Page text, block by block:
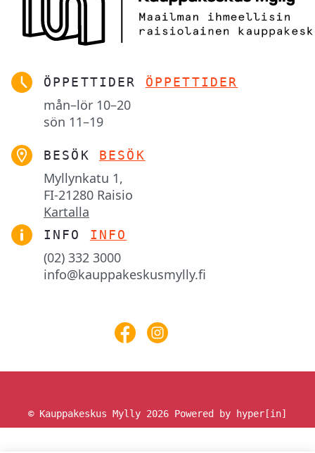
ÖPPETTIDER ÖPPETTIDER
mån–lör 10–20
sön 11–19
BESÖK BESÖK
Myllynkatu 1,
FI-21280 Raisio
Kartalla
INFO INFO
(02) 332 3000
info@kauppakeskusmylly.fi
© Kauppakeskus Mylly 2026 Powered by hyper[in]